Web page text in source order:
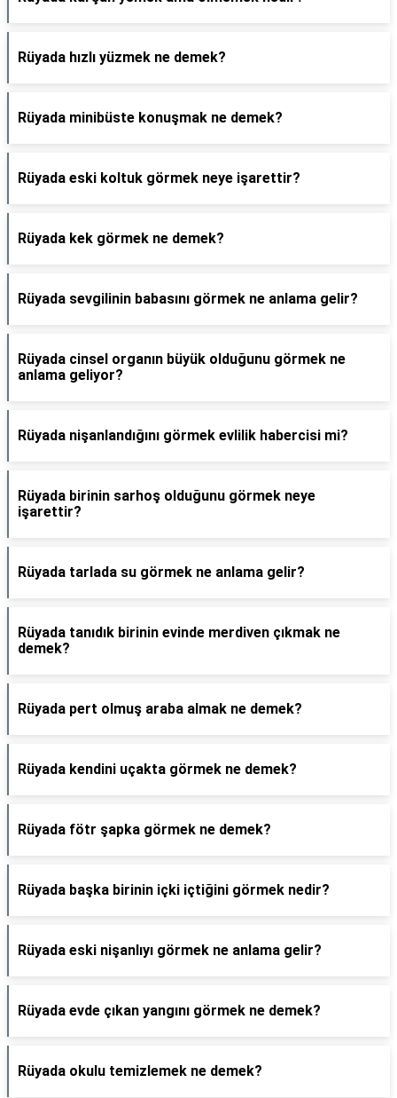
Rüyada hızlı yüzmek ne demek?
Rüyada minibüste konuşmak ne demek?
Rüyada eski koltuk görmek neye işarettir?
Rüyada kek görmek ne demek?
Rüyada sevgilinin babasını görmek ne anlama gelir?
Rüyada cinsel organın büyük olduğunu görmek ne
anlama geliyor?
Rüyada nişanlandığını görmek evlilik habercisi mi?
Rüyada birinin sarhoş olduğunu görmek neye
işarettir?
Rüyada tarlada su görmek ne anlama gelir?
Rüyada tanıdık birinin evinde merdiven çıkmak ne
demek?
Rüyada pert olmuş araba almak ne demek?
Rüyada kendini uçakta görmek ne demek?
Rüyada fötr şapka görmek ne demek?
Rüyada başka birinin içki içtiğini görmek nedir?
Rüyada eski nişanlıyı görmek ne anlama gelir?
Rüyada evde çıkan yangını görmek ne demek?
Rüyada okulu temizlemek ne demek?